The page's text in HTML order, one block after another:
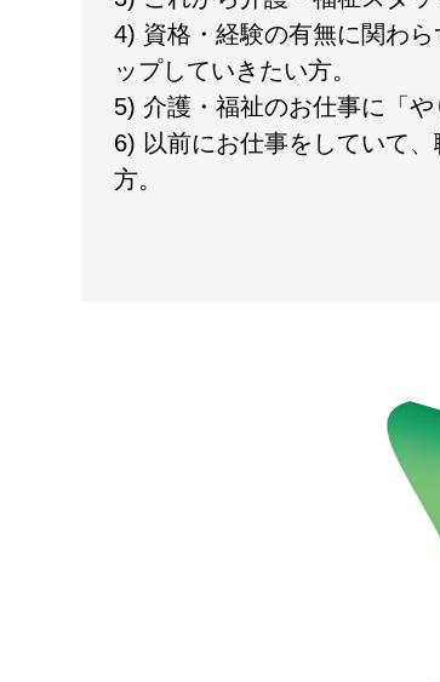
4) 資格・経験の有無に関わ
ップしていきたい方。
5) 介護・福祉のお仕事に「
6) 以前にお仕事をしていて
方。